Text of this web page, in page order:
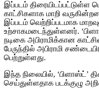
இப்படம் திரையிடப்பட்டுள்ள
காட்சிகளாக மாறி
இப்படம் வெற்றிப்படமாக
உற்சாகமடைந்துள்ளனர்.
நடிகை அபிராமிக்கான
பேருந்தில் அபிராமி
பெற்றுள்ளது.
இந்த நிலையில், ‘பிளாஸ்ட்’
செய்துள்ளதாக படக்குழு